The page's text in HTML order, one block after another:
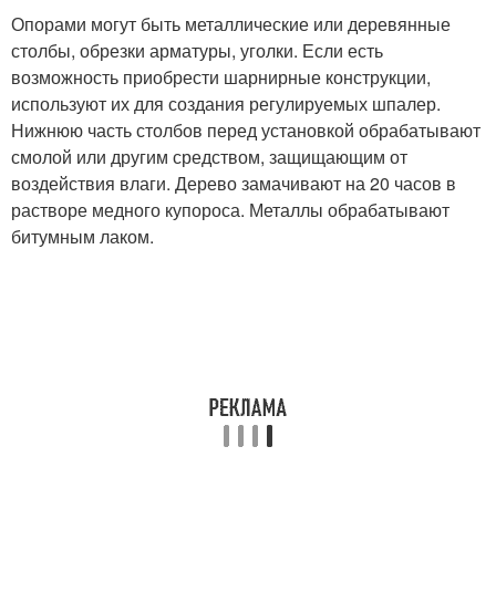
Опорами могут быть металлические или деревянные
столбы, обрезки арматуры, уголки. Если есть
возможность приобрести шарнирные конструкции,
используют их для создания регулируемых шпалер.
Нижнюю часть столбов перед установкой обрабатывают
смолой или другим средством, защищающим от
воздействия влаги. Дерево замачивают на 20 часов в
растворе медного купороса. Металлы обрабатывают
битумным лаком.